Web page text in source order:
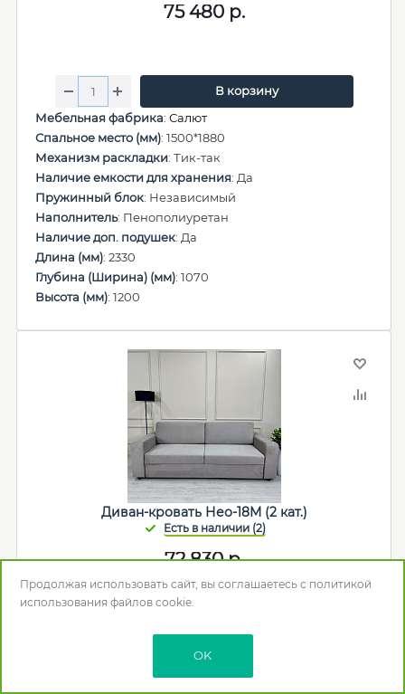
75 480 р.
В корзину
Мебельная фабрика: Салют
Спальное место (мм): 1500*1880
Механизм раскладки: Тик-так
Наличие емкости для хранения: Да
Пружинный блок: Независимый
Наполнитель: Пенополиуретан
Наличие доп. подушек: Да
Длина (мм): 2330
Глубина (Ширина) (мм): 1070
Высота (мм): 1200
Диван-кровать Нео-18М (2 кат.)
72 830р.
В корзину
Продолжая использовать сайт, вы соглашаетесь с политикой
использования файлов cookie.
OK